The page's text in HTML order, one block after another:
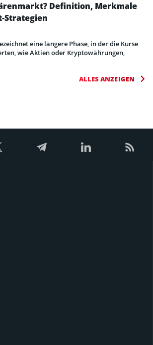
Definition, Merkmale
Strategien
eine längere Phase, in der die Kurse
wie Aktien oder Kryptowährungen,
ALLES ANZEIGEN